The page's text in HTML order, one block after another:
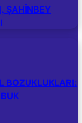
ŞAHİNBEY
BOZUKLUKLARI: